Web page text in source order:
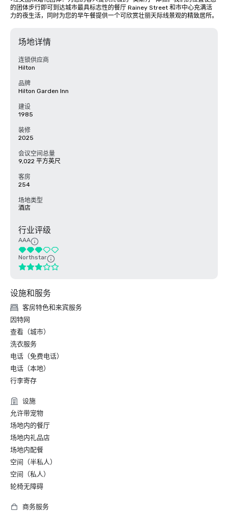
的团体步行即可到达城市最具标志性的餐厅 Rainey Street 和市中心充满活
力的夜生活，同时为您的早午餐提供一个可欣赏壮丽天际线景观的精致居所。
场地详情
连锁供应商
Hilton
品牌
Hilton Garden Inn
建设
1985
装修
2025
会议空间总量
9,022 平方英尺
客房
254
场地类型
酒店
行业评级
AAA
Northstar
设施和服务
客房特色和来宾服务
因特网
查看（城市）
洗衣服务
电话（免费电话）
电话（本地）
行李寄存
设施
允许带宠物
场地内的餐厅
场地内礼品店
场地内配餐
空间（半私人）
空间（私人）
轮椅无障碍
商务服务